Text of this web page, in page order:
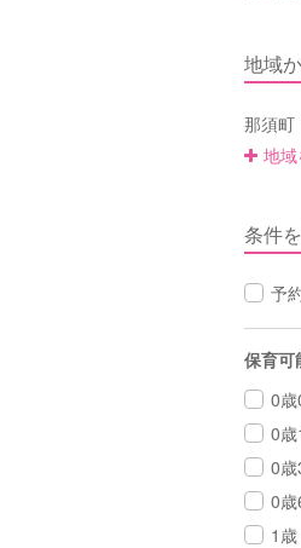
地域
那須町
地
条件
予
保育可
0歳
0歳
0歳
0歳
1歳